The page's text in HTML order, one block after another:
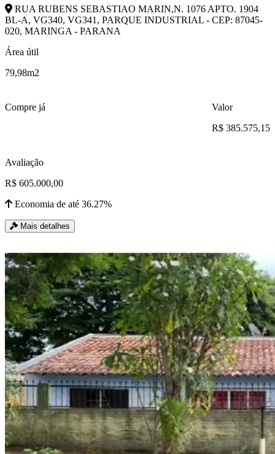
RUA RUBENS SEBASTIAO MARIN,N. 1076 APTO. 1904
BL-A, VG340, VG341, PARQUE INDUSTRIAL - CEP: 87045-
020, MARINGA - PARANA
Área útil
79,98m2
Compre já
Valor
R$ 385.575,15
Avaliação
R$ 605.000,00
Economia de até 36.27%
Mais detalhes